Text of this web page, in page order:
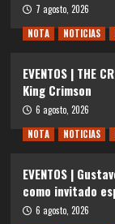
7 agosto, 2026
NOTA
NOTICIAS
EVENTOS | THE
King Crimson
6 agosto, 2026
NOTA
NOTICIAS
EVENTOS |
como invitado
6 agosto, 2026